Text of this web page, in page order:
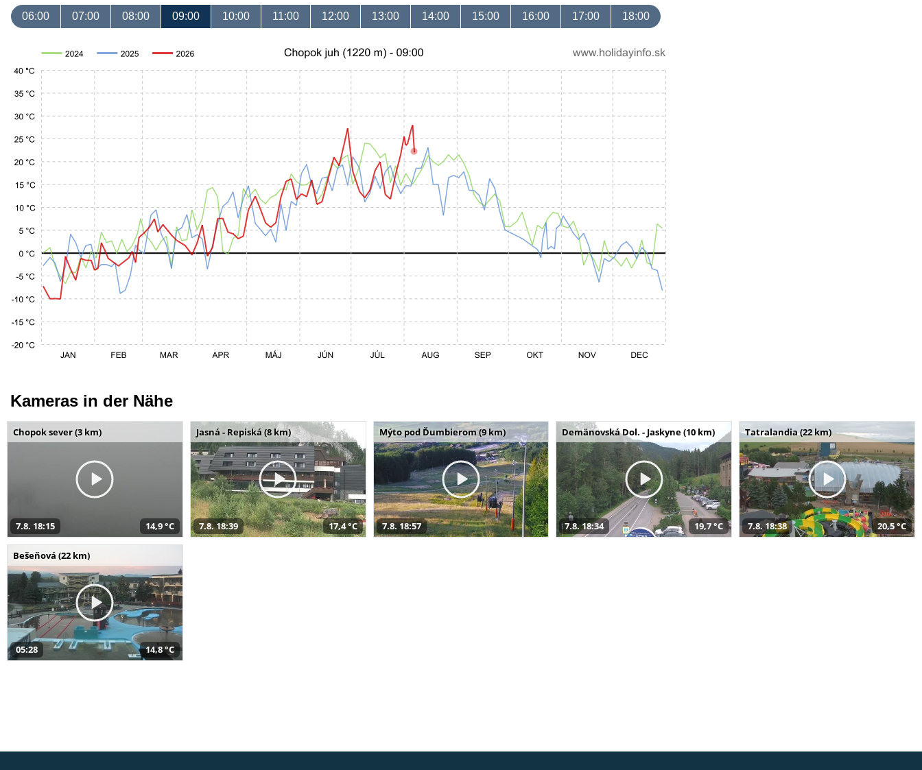
06:00 07:00 08:00 09:00 10:00 11:00 12:00 13:00 14:00 15:00 16:00 17:00 18:00
Kameras in der Nähe
Chopok sever (3 km)
7.8. 18:15 14,9 °C
Jasná - Repiská (8 km)
7.8. 18:39 17,4 °C
Mýto pod Ďumbierom (9 km)
7.8. 18:57
Demänovská Dol. - Jaskyne (10 km)
7.8. 18:34 19,7 °C
Tatralandia (22 km)
7.8. 18:38 20,5 °C
Bešeňová (22 km)
05:28 14,8 °C